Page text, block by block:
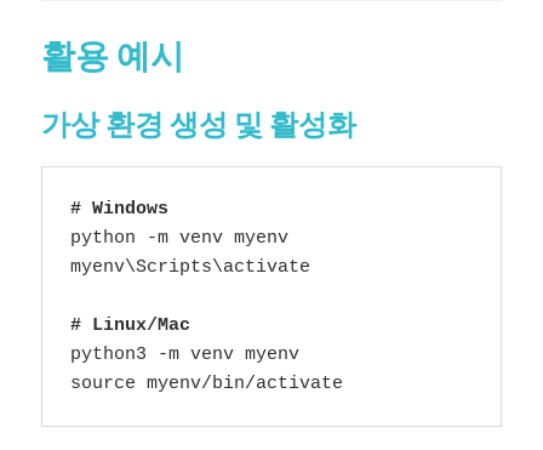
활용 예시
가상 환경 생성 및 활성화
# Windows
python -m venv myenv
myenv\Scripts\activate
# Linux/Mac
python3 -m venv myenv
source myenv/bin/activate